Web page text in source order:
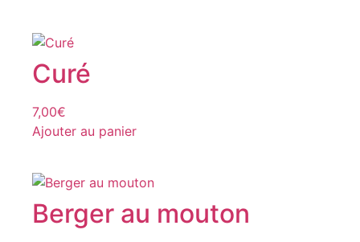
Curé
7,00€
Ajouter au panier
Berger au mouton